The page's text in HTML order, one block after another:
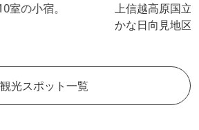
室の小宿。
上信越高原国立
かな日向見地区
ございます。
の湯を注いだ
と２つの温泉貸
観光スポット一覧